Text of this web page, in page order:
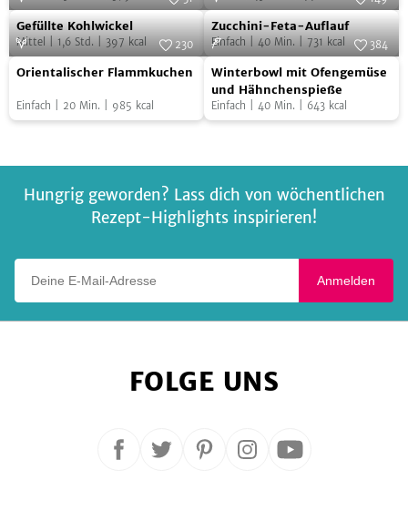
Soufflé
Gefüllte
Kohlwickel
Foto: Simon Wheeler
Gefüllte Kohlwickel
Mittel 1,6 Std. 397 kcal
Zucchini-
Feta-
Auflauf
Foto:Lothar Ursinus
Zucchini-Feta-Auflauf
Einfach 40 Min. 731 kcal
Orientalischer
Foto: SevenCooks
230
Orientalischer Flammkuchen
Einfach 20 Min. 985 kcal
Winterbowl
mit
Ofengemüse
Foto: SevenCooks
384
Winterbowl mit Ofengemüse
und Hähnchenspieße
Einfach 40 Min. 643 kcal
Hungrig geworden? Lass dich von wöchentlichen
Rezept-Highlights inspirieren!
Anmelden
FOLGE UNS
Folge Folge
Folge Folge Folge